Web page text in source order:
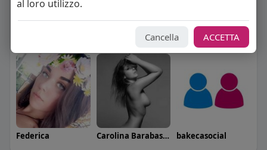
callmevittoria Elisa Esposito
Federica Carolina Barabaschi bakecasocial
al loro utilizzo.
Cancella ACCETTA